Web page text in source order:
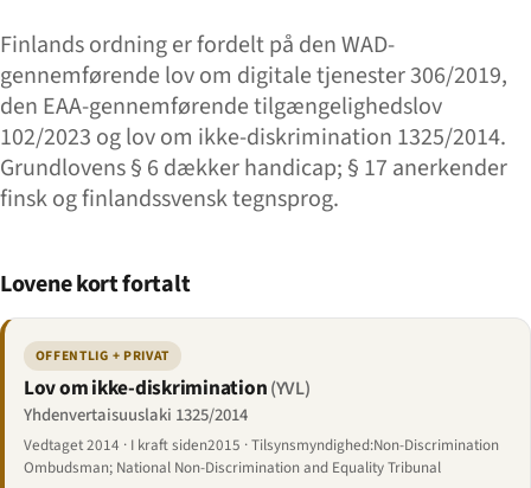
Finlands ordning er fordelt på den WAD-
gennemførende lov om digitale tjenester 306/2019,
den EAA-gennemførende tilgængelighedslov
102/2023 og lov om ikke-diskrimination 1325/2014.
Grundlovens § 6 dækker handicap; § 17 anerkender
finsk og finlandssvensk tegnsprog.
Lovene kort fortalt
OFFENTLIG + PRIVAT
Lov om ikke-diskrimination(YVL)
Yhdenvertaisuuslaki 1325/2014
Vedtaget 2014 · I kraft siden2015 · Tilsynsmyndighed:Non-Discrimination
Ombudsman; National Non-Discrimination and Equality Tribunal